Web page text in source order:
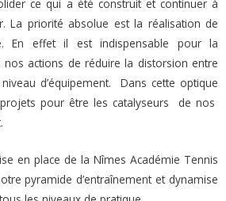
ce qui a été construit et continuer à
La priorité absolue est la réalisation de
En effet il est indispensable pour la
actions de réduire la distorsion entre
d’équipement.
Dans cette optique
pour être les catalyseurs
de nos
en place de la Nîmes Académie Tennis
pyramide d’entraînement et dynamise